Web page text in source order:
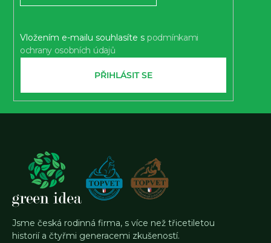
Vložením e-mailu souhlasíte s podmínkami
ochrany osobních údajů
PŘIHLÁSIT SE
Jsme česká rodinná firma, s více než třicetiletou
historií a čtyřmi generacemi zkušeností.